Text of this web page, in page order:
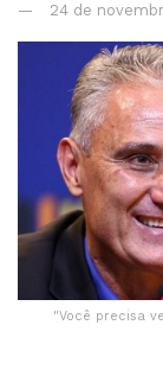
24 de
"Você precisa